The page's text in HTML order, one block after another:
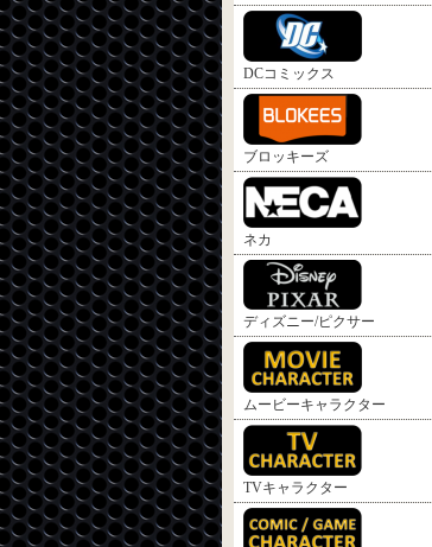
DCコミックス
ブロッキーズ
ネカ
ディズニー/ピクサー
ムービーキャラクター
TVキャラクター